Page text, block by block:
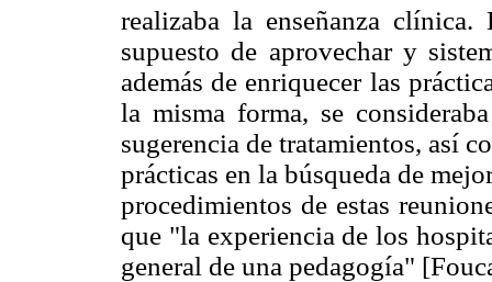
realizaba la enseñanza clínica.
supuesto de aprovechar y
además de enriquecer las
la misma forma, se
sugerencia de tratamientos, así
prácticas en la búsqueda de
procedimientos de estas
que "la experiencia de los
general de una pedagogía"